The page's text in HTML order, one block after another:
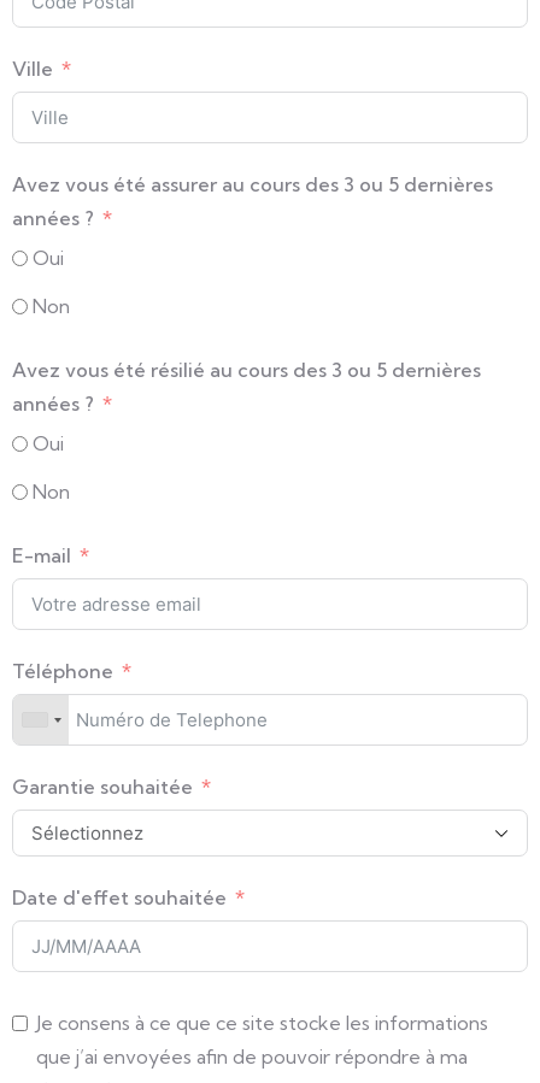
Ville
Avez vous été assurer au cours des 3 ou 5 dernières
années ?
Oui
Non
Avez vous été résilié au cours des 3 ou 5 dernières
années ?
Oui
Non
E-mail
Téléphone
Garantie souhaitée
Date d'effet souhaitée
Je consens à ce que ce site stocke les informations
que j’ai envoyées afin de pouvoir répondre à ma